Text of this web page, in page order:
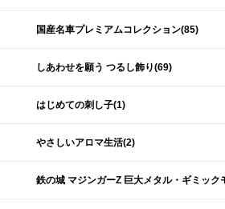
国産名車プレミアムコレクション(85)
しあわせを願う つるし飾り(69)
はじめての刺し子(1)
やさしいアロマ生活(2)
鉄の城 マジンガーZ 巨大メタル・ギミック